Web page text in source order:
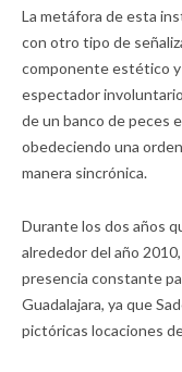
La metáfora de esta
con otro tipo de
componente estético y
espectador
de un banco de peces
obedeciendo una
manera sincrónica.
Durante los dos años
alrededor del año 2010,
presencia constante
Guadalajara, ya que
pictóricas locaciones